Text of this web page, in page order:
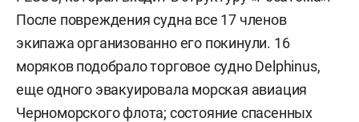
После повреждения судна все 17 членов
экипажа организованно его покинули. 16
моряков подобрало торговое судно Delphinus,
еще одного эвакуировала морская авиация
Черноморского флота; состояние спасенных